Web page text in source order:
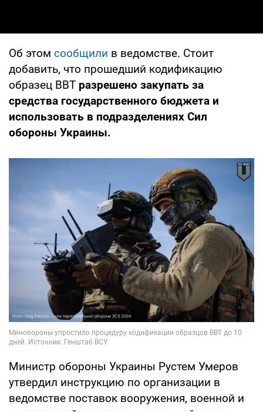
Об этом сообщили в ведомстве. Стоит
добавить, что прошедший кодификацию
образец ВВТ разрешено закупать за
средства государственного бюджета и
использовать в подразделениях Сил
обороны Украины.
Министр обороны Украины Рустем Умеров
утвердил инструкцию по организации в
ведомстве поставок вооружения, военной и